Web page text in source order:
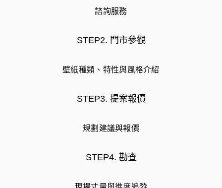
諮詢服務
STEP2. 門市參觀
壁紙種類、特性與風格介紹
STEP3. 提案報價
規劃建議與報價
STEP4. 勘查